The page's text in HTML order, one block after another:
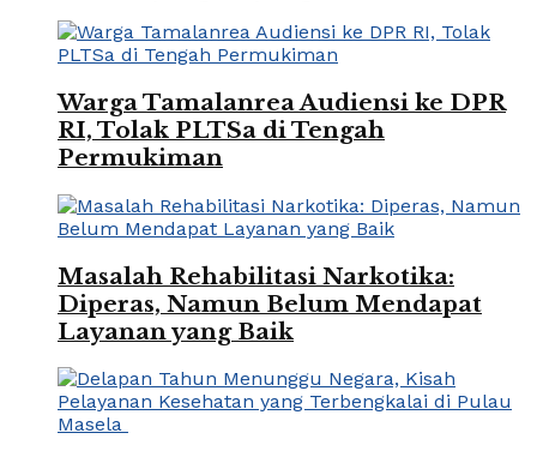
Warga Tamalanrea Audiensi ke DPR
RI, Tolak PLTSa di Tengah
Permukiman
Masalah Rehabilitasi Narkotika:
Diperas, Namun Belum Mendapat
Layanan yang Baik